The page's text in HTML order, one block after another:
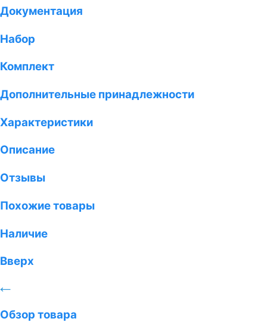
Документация
Набор
Комплект
Дополнительные принадлежности
Характеристики
Описание
Отзывы
Похожие товары
Наличие
Вверх
Обзор товара